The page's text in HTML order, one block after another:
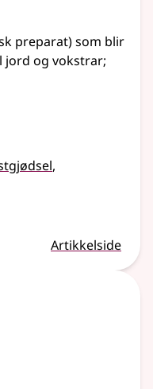
preparat) som blir
og vokstrar;
Artikkelside